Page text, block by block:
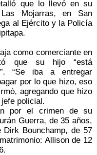
que lo llevó en su
Mojarras, en San
al Ejército y la Policía
como comerciante en
que su hijo “está
“Se iba a entregar
por lo que hizo, eso
agregando que hizo
policial.
por el crimen de su
Guerra, de 35 años,
Bounchamp, de 57
Allison de 12